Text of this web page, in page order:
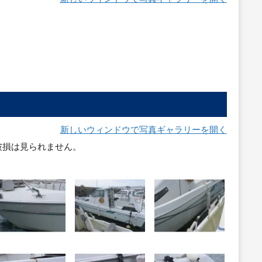
新しいウィンドウで写真ギャラリーを開く
は見られません。